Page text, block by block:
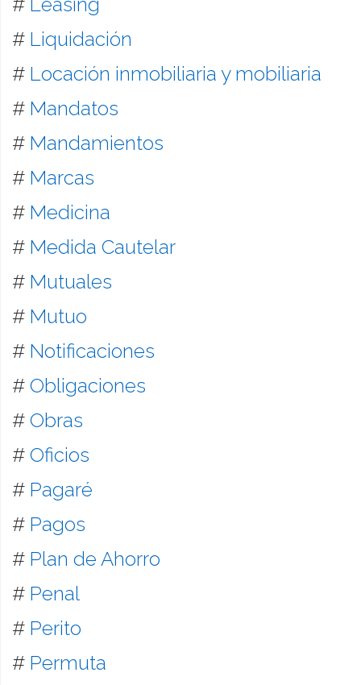
# Liquidación
# Locación inmobiliaria y mobiliaria
# Mandatos
# Mandamientos
# Marcas
# Medicina
# Medida Cautelar
# Mutuales
# Mutuo
# Notificaciones
# Obligaciones
# Obras
# Oficios
# Pagaré
# Pagos
# Plan de Ahorro
# Penal
# Perito
# Permuta